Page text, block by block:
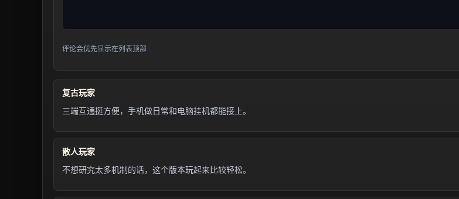
评论会优先显示在列表顶部
复古玩家
三端互通挺方便，手机做日常和电脑挂机都能接上。
散人玩家
不想研究太多机制的话，这个版本玩起来比较轻松。